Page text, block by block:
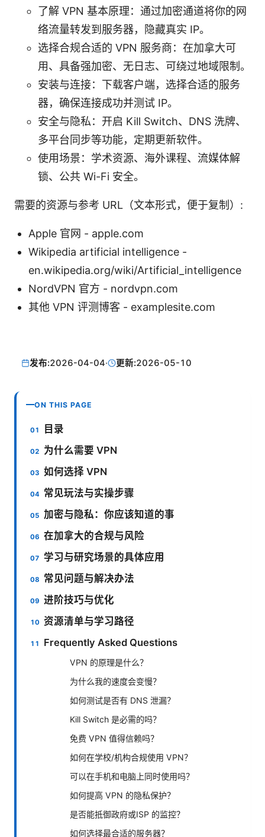
了解 VPN 基本原理：通过加密通道将你的网
络流量转发到服务器，隐藏真实 IP。
选择合规合适的 VPN 服务商：在加拿大可
用、具备强加密、无日志、可绕过地域限制。
安装与连接：下载客户端，选择合适的服务
器，确保连接成功并测试 IP。
安全与隐私：开启 Kill Switch、DNS 洗牌、
多平台同步等功能，定期更新软件。
使用场景：学术资源、海外课程、流媒体解
锁、公共 Wi-Fi 安全。
需要的资源与参考 URL（文本形式，便于复制）:
Apple 官网 - apple.com
Wikipedia artificial intelligence -
en.wikipedia.org/wiki/Artificial_intelligence
NordVPN 官方 - nordvpn.com
其他 VPN 评测博客 - examplesite.com
发布:2026-04-04· 更新:2026-05-10
ON THIS PAGE
目录
为什么需要 VPN
如何选择 VPN
常见玩法与实操步骤
加密与隐私：你应该知道的事
在加拿大的合规与风险
学习与研究场景的具体应用
常见问题与解决办法
进阶技巧与优化
资源清单与学习路径
Frequently Asked Questions
VPN 的原理是什么？
为什么我的速度会变慢？
如何测试是否有 DNS 泄漏？
Kill Switch 是必需的吗？
免费 VPN 值得信赖吗？
如何在学校/机构合规使用 VPN？
可以在手机和电脑上同时使用吗？
如何提高 VPN 的隐私保护？
是否能抵御政府或ISP 的监控？
如何选择最合适的服务器？